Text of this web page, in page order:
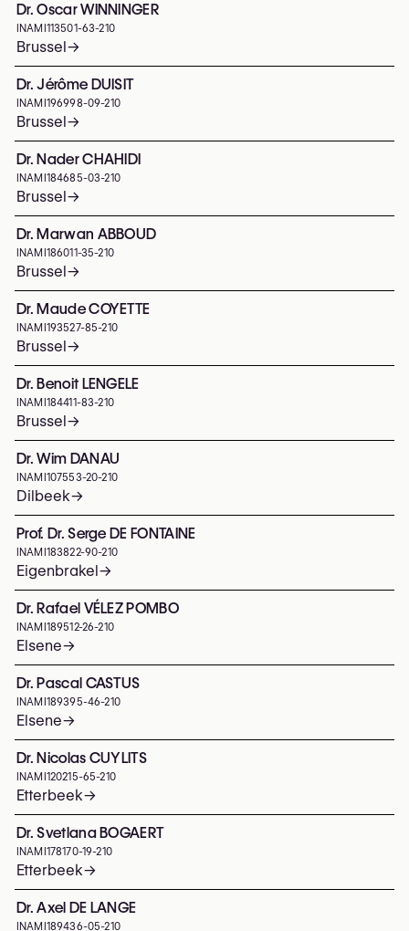
Dr. Oscar WINNINGER
INAMI 113501-63-210
Brussel→
Dr. Jérôme DUISIT
INAMI 196998-09-210
Brussel→
Dr. Nader CHAHIDI
INAMI 184685-03-210
Brussel→
Dr. Marwan ABBOUD
INAMI 186011-35-210
Brussel→
Dr. Maude COYETTE
INAMI 193527-85-210
Brussel→
Dr. Benoit LENGELE
INAMI 184411-83-210
Brussel→
Dr. Wim DANAU
INAMI 107553-20-210
Dilbeek→
Prof. Dr. Serge DE FONTAINE
INAMI 183822-90-210
Eigenbrakel→
Dr. Rafael VÉLEZ POMBO
INAMI 189512-26-210
Elsene→
Dr. Pascal CASTUS
INAMI 189395-46-210
Elsene→
Dr. Nicolas CUYLITS
INAMI 120215-65-210
Etterbeek→
Dr. Svetlana BOGAERT
INAMI 178170-19-210
Etterbeek→
Dr. Axel DE LANGE
INAMI 189436-05-210